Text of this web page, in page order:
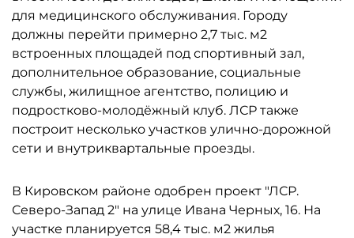
для медицинского обслуживания. Городу
должны перейти примерно 2,7 тыс. м2
встроенных площадей под спортивный зал,
дополнительное образование, социальные
службы, жилищное агентство, полицию и
подростково-молодёжный клуб. ЛСР также
построит несколько участков улично-дорожной
сети и внутриквартальные проезды.
В Кировском районе одобрен проект "ЛСР.
Северо-Запад 2" на улице Ивана Черных, 16. На
участке планируется 58,4 тыс. м2 жилья